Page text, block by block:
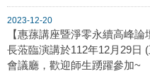
2023-12-20
【惠蓀講座暨淨零永續高峰
長蒞臨演講於112年12月29日
會議廳，歡迎師生踴躍參加~